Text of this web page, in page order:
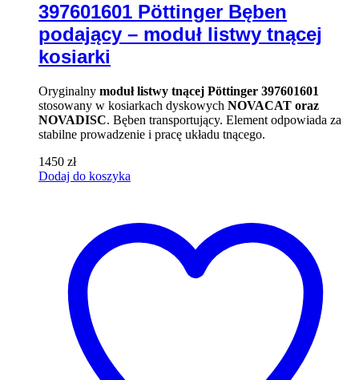
397601601 Pöttinger Bęben
podający – moduł listwy tnącej
kosiarki
Oryginalny moduł listwy tnącej Pöttinger 397601601
stosowany w kosiarkach dyskowych NOVACAT oraz
NOVADISC. Bęben transportujący. Element odpowiada za
stabilne prowadzenie i pracę układu tnącego.
1450 zł
Dodaj do koszyka